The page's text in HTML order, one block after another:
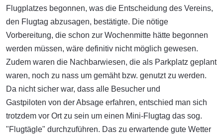
Flugplatzes begonnen, was die Entscheidung des Vereins,
den Flugtag abzusagen, bestätigte. Die nötige
Vorbereitung, die schon zur Wochenmitte hätte begonnen
werden müssen, wäre definitiv nicht möglich gewesen.
Zudem waren die Nachbarwiesen, die als Parkplatz geplant
waren, noch zu nass um gemäht bzw. genutzt zu werden.
Da nicht sicher war, dass alle Besucher und
Gastpiloten von der Absage erfahren, entschied man sich
trotzdem vor Ort zu sein um einen Mini-Flugtag das sog.
"Flugtägle" durchzuführen. Das zu erwartende gute Wetter